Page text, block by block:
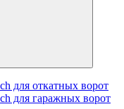
для откатных ворот
для гаражных ворот